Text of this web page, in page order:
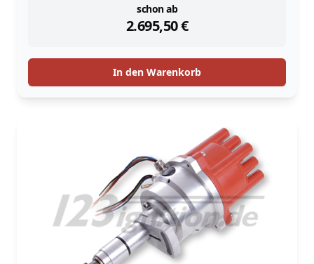
schon ab
2.695,50€
instock
In den Warenkorb